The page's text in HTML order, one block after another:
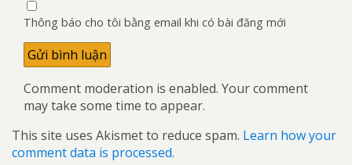
Thông báo cho tôi bằng email khi có bài đăng mới
Comment moderation is enabled. Your comment
may take some time to appear.
This site uses Akismet to reduce spam. Learn how your
comment data is processed.